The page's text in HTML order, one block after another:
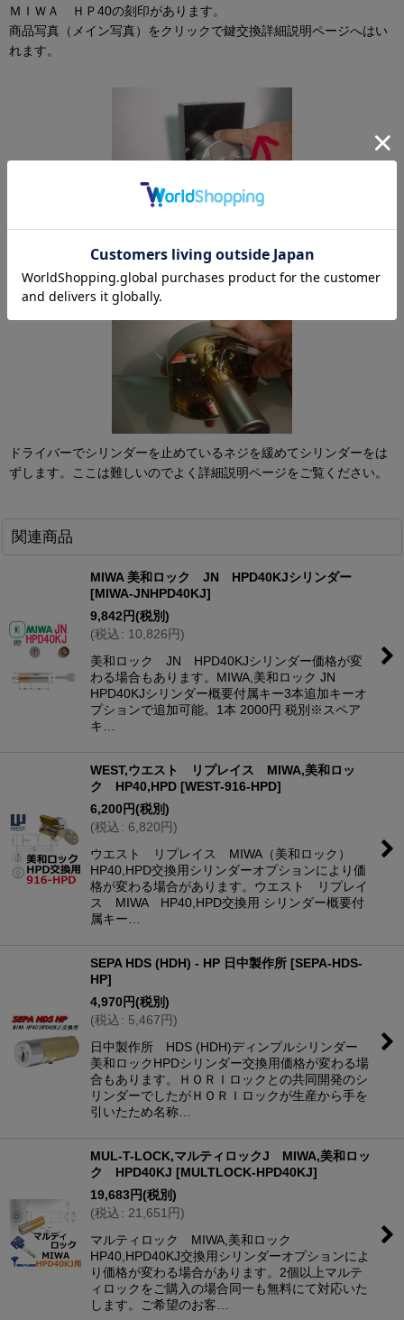
ＭＩＷＡ ＨＰ40の刻印があります。
商品写真（メイン写真）をクリックで鍵交換詳細説明ページへはい
れます。
ているネジをはずし、本体を左にねじれば本体が外れます。
ドライバーでシリンダーを止めているネジを緩めてシリンダーをは
ずします。ここは難しいのでよく詳細説明ページをご覧ください。
関連商品
MIWA 美和ロック JN HPD40KJシリンダー
[MIWA-JNHPD40KJ]
9,842 円(税別)
(税込: 10,826円)
美和ロック JN HPD40KJシリンダー価格が変
わる場合もあります。MIWA,美和ロック JN
HPD40KJシリンダー概要付属キー3本追加キーオ
プションで追加可能。1本 2000円 税別※スペア
キ…
WEST,ウエスト リプレイス MIWA,美和ロッ
ク HP40,HPD [WEST-916-HPD]
6,200円(税別)
(税込: 6,820円)
ウエスト リプレイス MIWA（美和ロック）
HP40,HPD交換用シリンダーオプションにより価
格が変わる場合があります。ウエスト リプレイ
ス MIWA HP40,HPD交換用 シリンダー概要付
属キー…
SEPA HDS (HDH) - HP 日中製作所 [SEPA-HDS-
HP]
4,970円(税別)
(税込: 5,467円)
日中製作所 HDS (HDH)ディンプルシリンダー
美和ロックHPDシリンダー交換用価格が変わる場
合もあります。ＨＯＲＩロックとの共同開発のシ
リンダーでしたがＨＯＲＩロックが生産から手を
引いたため名称…
MUL-T-LOCK,マルティロックJ MIWA,美和ロッ
ク HPD40KJ [MULTLOCK-HPD40KJ]
19,683円(税別)
(税込: 21,651 円)
マルティロック MIWA,美和ロック
HP40,HPD40KJ交換用シリンダーオプションによ
り価格が変わる場合があります。2個以上マルテ
ィロックをご購入の場合同一も無料にて対応いた
します。ご希望のお客…